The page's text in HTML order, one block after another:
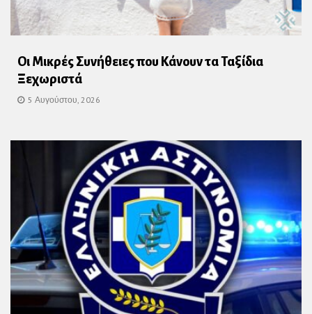
Οι Μικρές Συνήθειες που Κάνουν τα Ταξίδια
Ξεχωριστά
5 Αυγούστου, 2026